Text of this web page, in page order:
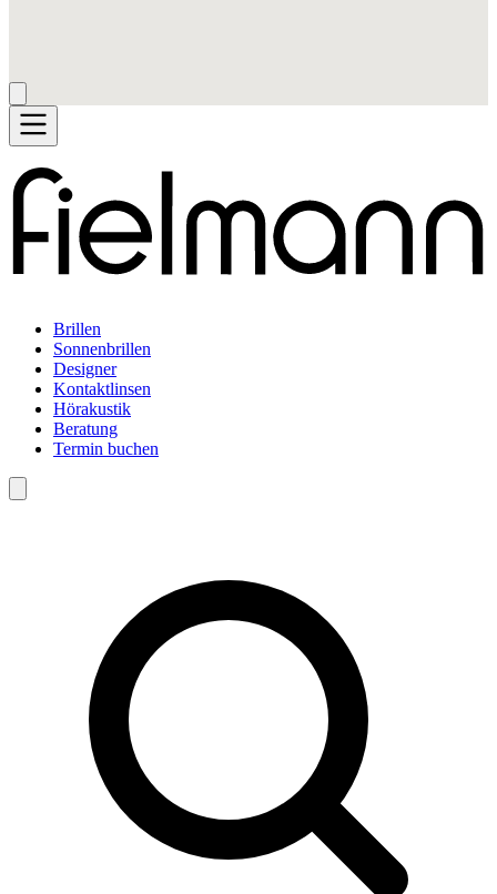
Brillen
Sonnenbrillen
Designer
Kontaktlinsen
Hörakustik
Beratung
Termin buchen